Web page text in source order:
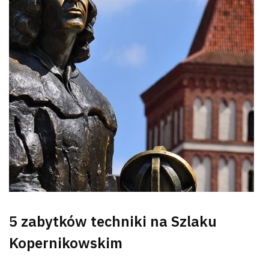
5 zabytków techniki na Szlaku
Kopernikowskim